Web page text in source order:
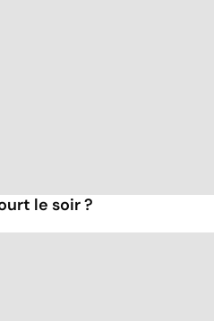
le soir ?